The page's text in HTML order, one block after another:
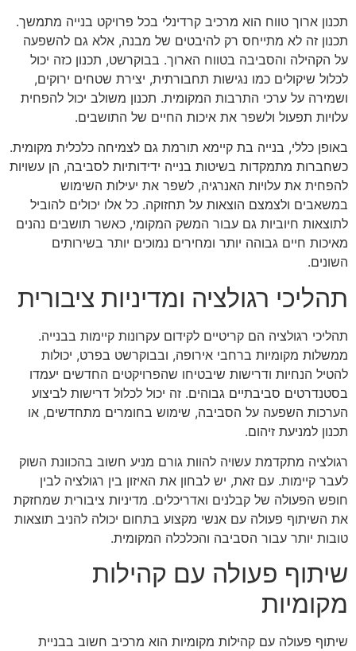
תכנון ארוך טווח הוא מרכיב קרדינלי בכל פרויקט בנייה מתמשך.
תכנון זה לא מתייחס רק להיבטים של מבנה, אלא גם להשפעה
על הקהילה והסביבה בטווח הארוך. בבוקרשט, תכנון כזה יכול
לכלול שיקולים כמו נגישות תחבורתית, יצירת שטחים ירוקים,
ושמירה על ערכי התרבות המקומית. תכנון משולב יכול להפחית
עלויות תפעול ולשפר את איכות החיים של התושבים.
באופן כללי, בנייה בת קיימא תורמת גם לצמיחה כלכלית מקומית.
כשחברות מתמקדות בשיטות בנייה ידידותיות לסביבה, הן עשויות
להפחית את עלויות האנרגיה, לשפר את יעילות השימוש
במשאבים ולצמצם הוצאות על תחזוקה. כל אלו יכולים להוביל
לתוצאות חיוביות גם עבור המשק המקומי, כאשר תושבים נהנים
מאיכות חיים גבוהה יותר ומחירים נמוכים יותר בשירותים
השונים.
תהליכי רגולציה ומדיניות ציבורית
תהליכי רגולציה הם קריטיים לקידום עקרונות קיימות בבנייה.
ממשלות מקומיות ברחבי אירופה, ובבוקרשט בפרט, יכולות
להטיל הנחיות ודרישות שיבטיחו שהפרויקטים החדשים יעמדו
בסטנדרטים סביבתיים גבוהים. זה יכול לכלול דרישות לביצוע
הערכות השפעה על הסביבה, שימוש בחומרים מתחדשים, או
תכנון למניעת זיהום.
רגולציה מתקדמת עשויה להוות גורם מניע חשוב בהכוונת השוק
לעבר קיימות. עם זאת, יש לבחון את האיזון בין רגולציה לבין
חופש הפעולה של קבלנים ואדריכלים. מדיניות ציבורית שמחזקת
את השיתוף פעולה עם אנשי מקצוע בתחום יכולה להניב תוצאות
טובות יותר עבור הסביבה והכלכלה המקומית.
שיתוף פעולה עם קהילות
מקומיות
שיתוף פעולה עם קהילות מקומיות הוא מרכיב חשוב בבניית